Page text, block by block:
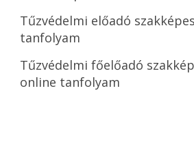
Tűzvédelmi előadó
tanfolyam
Tűzvédelmi főelőadó
online tanfolyam